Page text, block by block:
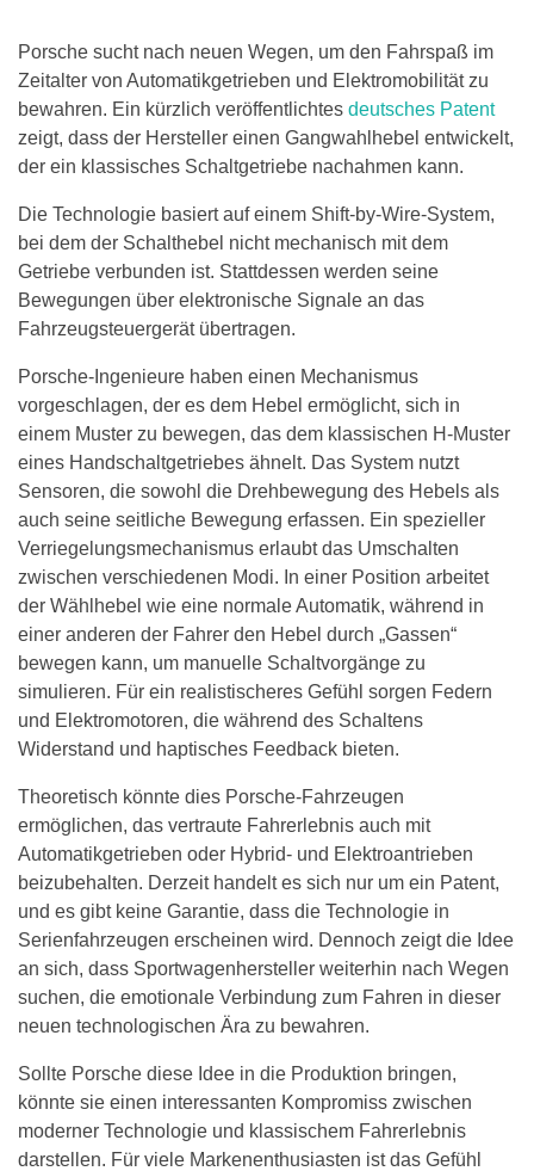
Porsche sucht nach neuen Wegen, um den Fahrspaß im
Zeitalter von Automatikgetrieben und Elektromobilität zu
bewahren. Ein kürzlich veröffentlichtes deutsches Patent
zeigt, dass der Hersteller einen Gangwahlhebel entwickelt,
der ein klassisches Schaltgetriebe nachahmen kann.
Die Technologie basiert auf einem Shift-by-Wire-System,
bei dem der Schalthebel nicht mechanisch mit dem
Getriebe verbunden ist. Stattdessen werden seine
Bewegungen über elektronische Signale an das
Fahrzeugsteuergerät übertragen.
Porsche-Ingenieure haben einen Mechanismus
vorgeschlagen, der es dem Hebel ermöglicht, sich in
einem Muster zu bewegen, das dem klassischen H-Muster
eines Handschaltgetriebes ähnelt. Das System nutzt
Sensoren, die sowohl die Drehbewegung des Hebels als
auch seine seitliche Bewegung erfassen. Ein spezieller
Verriegelungsmechanismus erlaubt das Umschalten
zwischen verschiedenen Modi. In einer Position arbeitet
der Wählhebel wie eine normale Automatik, während in
einer anderen der Fahrer den Hebel durch „Gassen“
bewegen kann, um manuelle Schaltvorgänge zu
simulieren. Für ein realistischeres Gefühl sorgen Federn
und Elektromotoren, die während des Schaltens
Widerstand und haptisches Feedback bieten.
Theoretisch könnte dies Porsche-Fahrzeugen
ermöglichen, das vertraute Fahrerlebnis auch mit
Automatikgetrieben oder Hybrid- und Elektroantrieben
beizubehalten. Derzeit handelt es sich nur um ein Patent,
und es gibt keine Garantie, dass die Technologie in
Serienfahrzeugen erscheinen wird. Dennoch zeigt die Idee
an sich, dass Sportwagenhersteller weiterhin nach Wegen
suchen, die emotionale Verbindung zum Fahren in dieser
neuen technologischen Ära zu bewahren.
Sollte Porsche diese Idee in die Produktion bringen,
könnte sie einen interessanten Kompromiss zwischen
moderner Technologie und klassischem Fahrerlebnis
darstellen. Für viele Markenenthusiasten ist das Gefühl